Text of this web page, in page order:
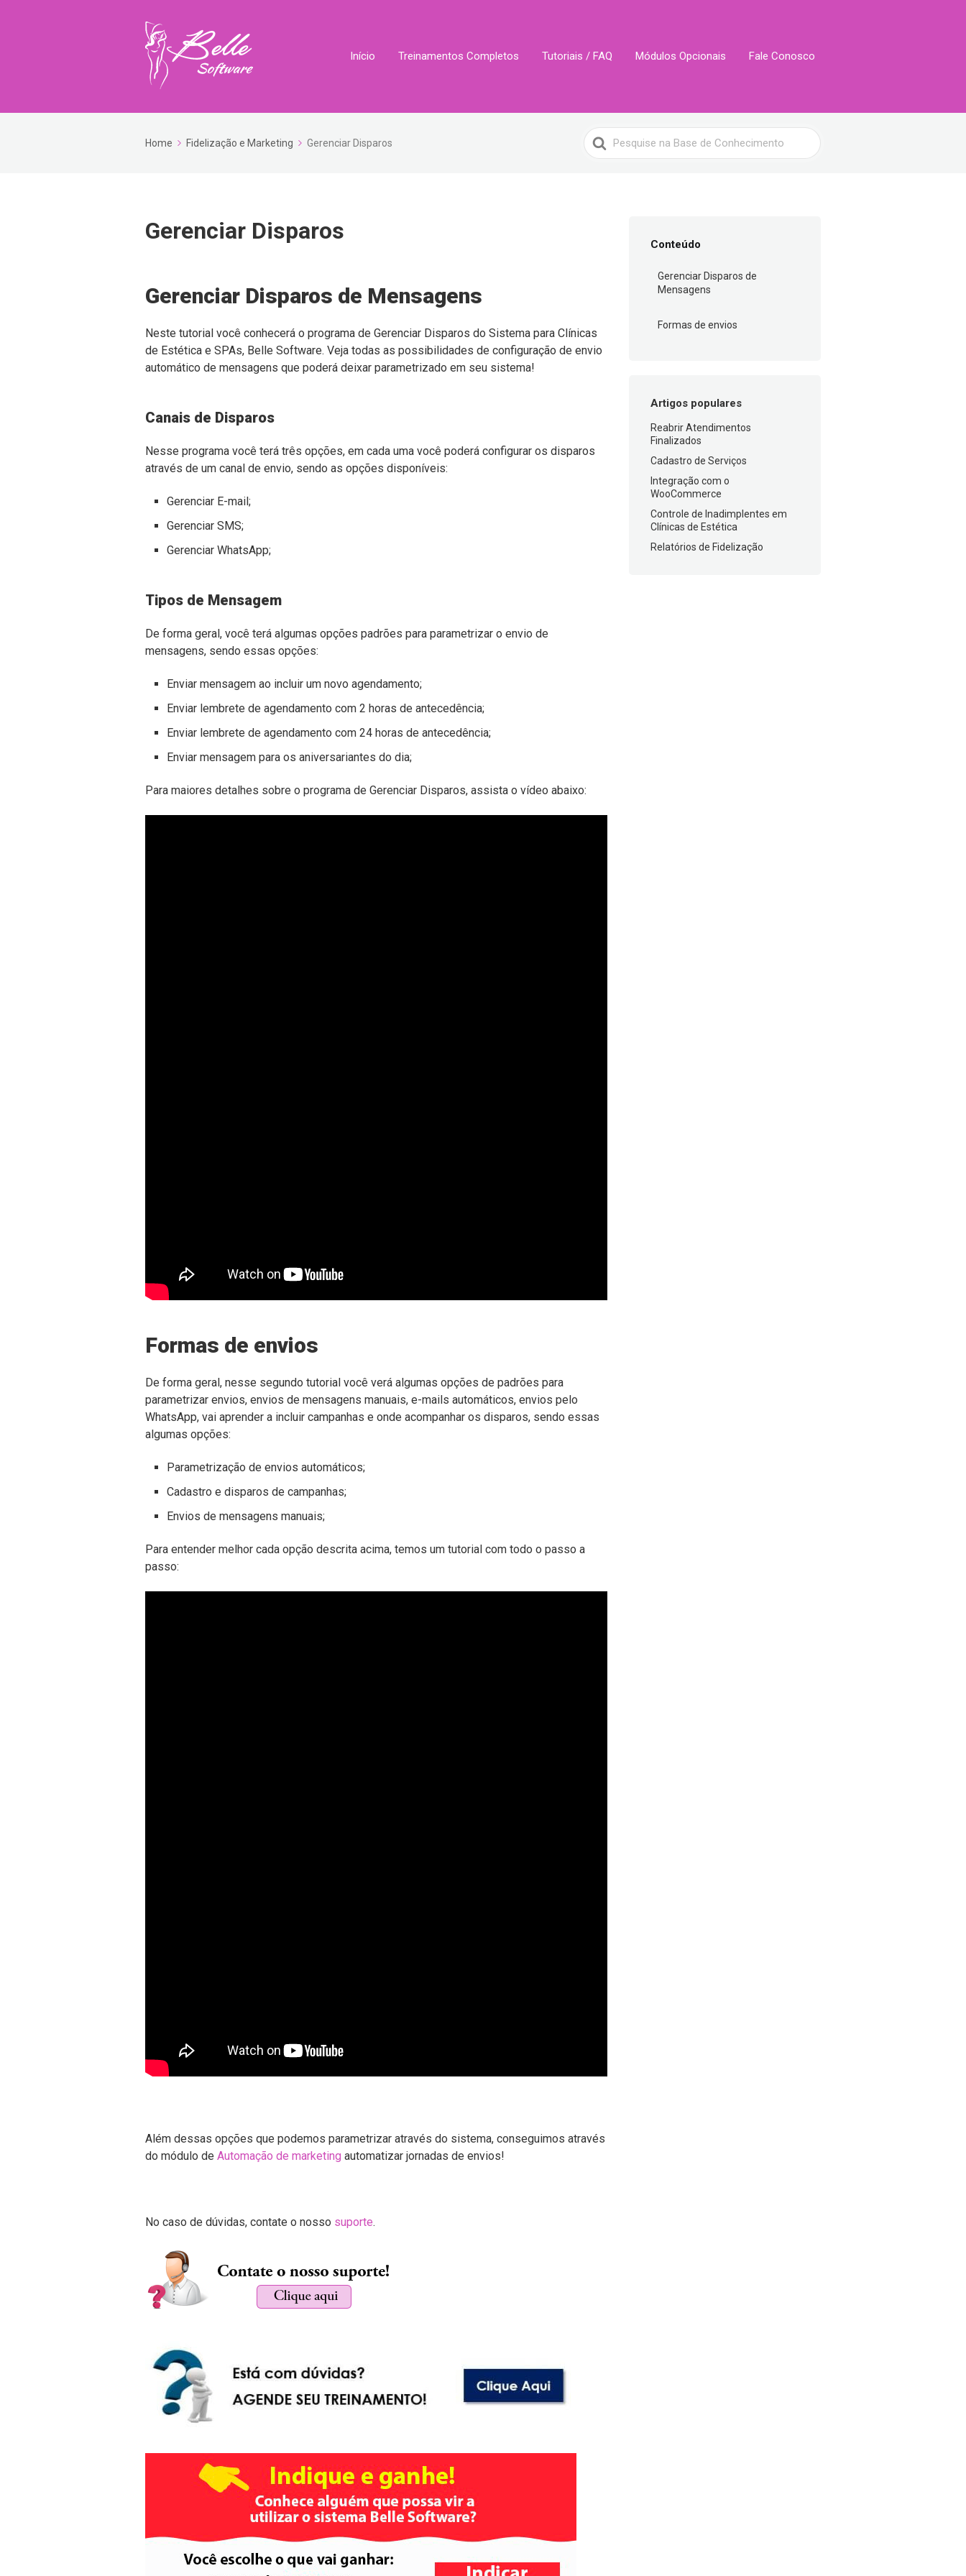
Início Treinamentos Completos Tutoriais / FAQ Módulos Opcionais Fale Conosco
Home Fidelização e Marketing Gerenciar Disparos
Search
For
Gerenciar Disparos
Gerenciar Disparos de Mensagens
Neste tutorial você conhecerá o programa de Gerenciar Disparos do Sistema para Clínicas
de Estética e SPAs, Belle Software. Veja todas as possibilidades de configuração de envio
automático de mensagens que poderá deixar parametrizado em seu sistema!
Canais de Disparos
Nesse programa você terá três opções, em cada uma você poderá configurar os disparos
através de um canal de envio, sendo as opções disponíveis:
Gerenciar E-mail;
Gerenciar SMS;
Gerenciar WhatsApp;
Tipos de Mensagem
De forma geral, você terá algumas opções padrões para parametrizar o envio de
mensagens, sendo essas opções:
Enviar mensagem ao incluir um novo agendamento;
Enviar lembrete de agendamento com 2 horas de antecedência;
Enviar lembrete de agendamento com 24 horas de antecedência;
Enviar mensagem para os aniversariantes do dia;
Para maiores detalhes sobre o programa de Gerenciar Disparos, assista o vídeo abaixo:
Formas de envios
De forma geral, nesse segundo tutorial você verá algumas opções de padrões para
parametrizar envios, envios de mensagens manuais, e-mails automáticos, envios pelo
WhatsApp, vai aprender a incluir campanhas e onde acompanhar os disparos, sendo essas
algumas opções:
Parametrização de envios automáticos;
Cadastro e disparos de campanhas;
Envios de mensagens manuais;
Para entender melhor cada opção descrita acima, temos um tutorial com todo o passo a
passo:
Além dessas opções que podemos parametrizar através do sistema, conseguimos através
do módulo de Automação de marketing automatizar jornadas de envios!
No caso de dúvidas, contate o nosso suporte.
Conteúdo
Gerenciar Disparos de
Mensagens
Formas de envios
Artigos populares
Reabrir Atendimentos
Finalizados
Cadastro de Serviços
Integração com o
WooCommerce
Controle de Inadimplentes em
Clínicas de Estética
Relatórios de Fidelização